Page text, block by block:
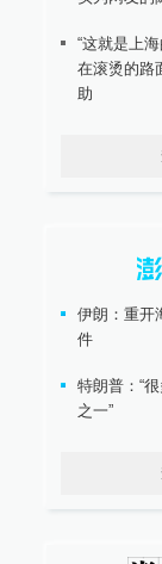
“这就是上
在滚烫的路
助
伊朗：重开
件
特朗普：“
之一”